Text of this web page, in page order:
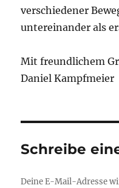
verschiedener
untereinander als
Mit freundlichem
Daniel Kampfmeier
Schreibe
Deine E-Mail-Adresse